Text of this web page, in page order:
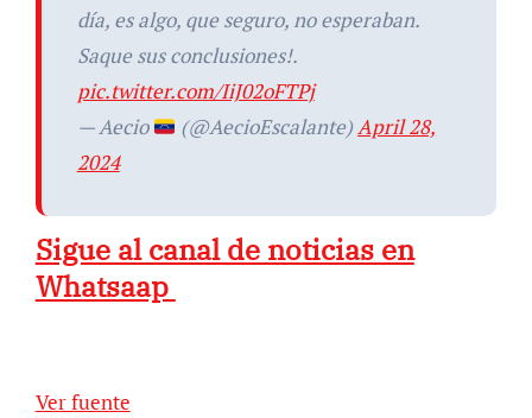
día, es algo, que seguro, no esperaban.
Saque sus conclusiones!.
pic.twitter.com/IiJ02oFTPj
— Aecio
(@AecioEscalante)April 28,
2024
Sigue al canal de noticias en
Whatsaap
Ver fuente